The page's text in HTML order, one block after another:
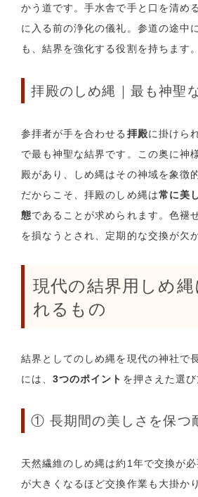
かう道です。手水舎で手と口を清め
に入る前の浄化の儀礼。参道の途中
も、結界を強化する役割を持ちます。
拝殿のしめ縄｜最も神聖
参拝者が手を合わせる 拝殿に掛けら
で最も神聖な結界です。この奥に神
殿があり、しめ縄はその神域を象徴
だからこそ、拝殿のしめ縄は常に美
態であることが求められます。色褪
を損なうとされ、定期的な交換が欠
現代の結界用しめ縄
れるもの
結界としてのしめ縄を現代の神社で
には、3つのポイント を押さえた選び
① 長期間の美しさを保つ
天然繊維のしめ縄は約1年で交換が
が大きくなるほど交換作業も大掛か